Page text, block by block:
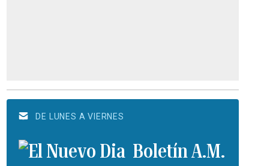
DE LUNES A VIERNES
Boletín A.M.